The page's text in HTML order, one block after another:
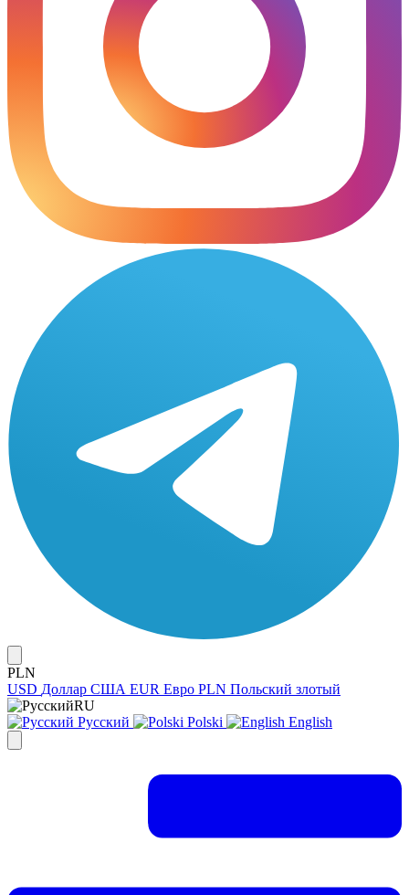
PLN
USD Доллар США EUR Евро PLN Польский злотый
RU
Русский
Polski English